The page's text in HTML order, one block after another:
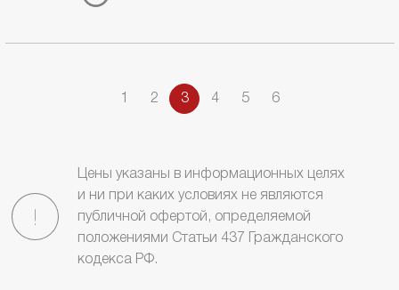
1 2 3 4 5 6
Цены указаны в информационных целях
и ни при каких условиях не являются
публичной офертой, определяемой
положениями Статьи 437 Гражданского
кодекса РФ.